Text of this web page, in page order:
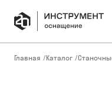
Главная /Каталог /